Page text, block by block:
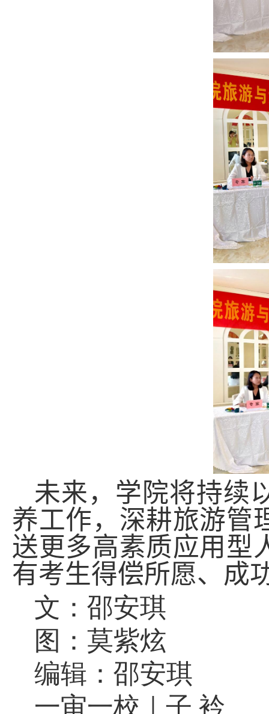
未来，学院将持续
养工作，深耕旅游管
送更多高素质应用型
有考生得偿所愿、成
文：邵安琪
图：莫紫炫
编辑：邵安琪
一审一校｜子 衿